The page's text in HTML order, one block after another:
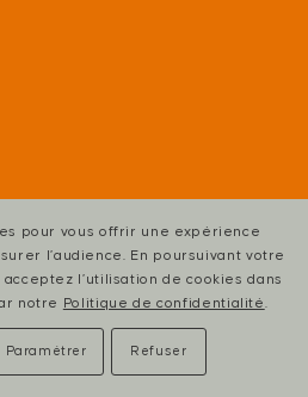
pour vous offrir une expérience
l’audience. En poursuivant votre
l’utilisation de cookies dans
notre Politique de confidentialité.
Paramétrer Refuser